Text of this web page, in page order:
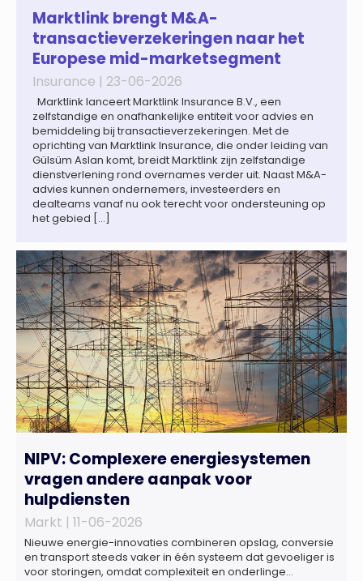
wereldwijd naar verwachting afnemen tot 1,3% in reële
termen in […]
Marktlink brengt M&A-
transactieverzekeringen naar het
Europese mid-marketsegment
Insurance | 23-06-2026
Marktlink lanceert Marktlink Insurance B.V., een
zelfstandige en onafhankelijke entiteit voor advies en
bemiddeling bij transactieverzekeringen. Met de
oprichting van Marktlink Insurance, die onder leiding van
Gülsüm Aslan komt, breidt Marktlink zijn zelfstandige
dienstverlening rond overnames verder uit. Naast M&A-
advies kunnen ondernemers, investeerders en
dealteams vanaf nu ook terecht voor ondersteuning op
het gebied […]
NIPV: Complexere energiesystemen
vragen andere aanpak voor
hulpdiensten
Markt | 11-06-2026
Nieuwe energie-innovaties combineren opslag, conversie
en transport steeds vaker in één systeem dat gevoeliger is
voor storingen, omdat complexiteit en onderlinge